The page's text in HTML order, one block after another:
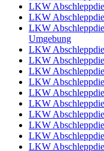
LKW
LKW
LKW
Umgebung
LKW
LKW
LKW
LKW
LKW
LKW
LKW
LKW
LKW
LKW